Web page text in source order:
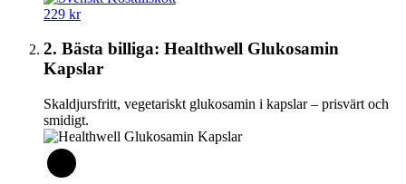
229 kr
2. Bästa billiga: Healthwell Glukosamin
Kapslar
Skaldjursfritt, vegetariskt glukosamin i kapslar – prisvärt och
smidigt.